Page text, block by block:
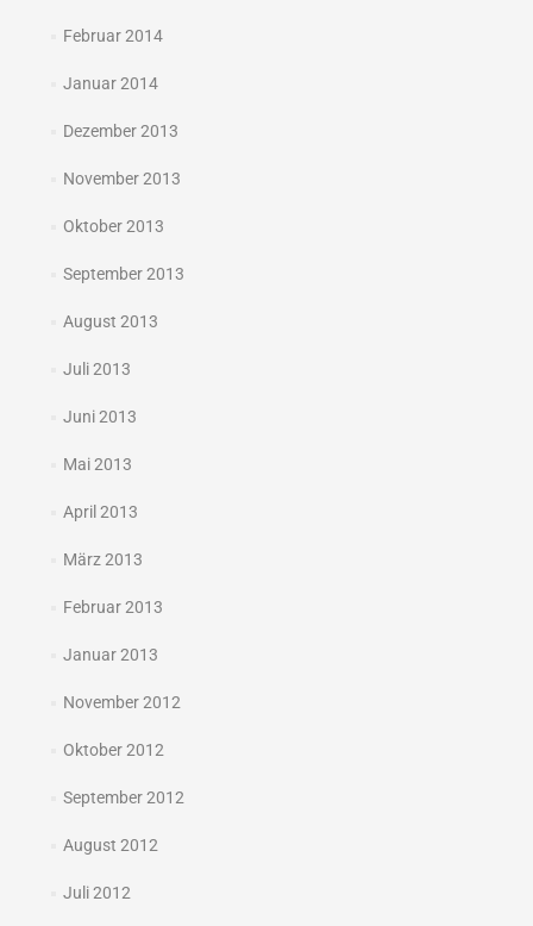
Februar 2014
Januar 2014
Dezember 2013
November 2013
Oktober 2013
September 2013
August 2013
Juli 2013
Juni 2013
Mai 2013
April 2013
März 2013
Februar 2013
Januar 2013
November 2012
Oktober 2012
September 2012
August 2012
Juli 2012